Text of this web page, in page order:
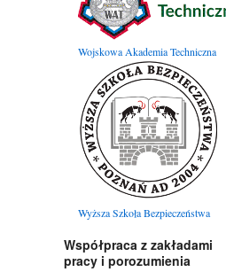
Wojskowa Akademia Techniczna
Wyższa Szkoła Bezpieczeństwa
Współpraca z zakładami
pracy i porozumienia